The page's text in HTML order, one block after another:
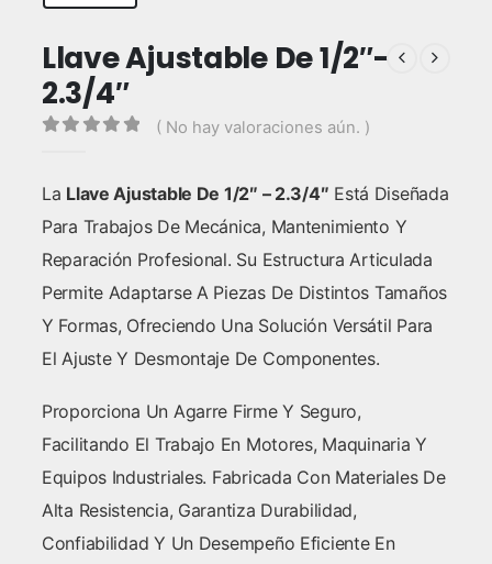
Llave Ajustable De 1/2″-
2.3/4″
( No hay valoraciones aún. )
La Llave Ajustable De 1/2″ – 2.3/4″ Está Diseñada
Para Trabajos De Mecánica, Mantenimiento Y
Reparación Profesional. Su Estructura Articulada
Permite Adaptarse A Piezas De Distintos Tamaños
Y Formas, Ofreciendo Una Solución Versátil Para
El Ajuste Y Desmontaje De Componentes.
Proporciona Un Agarre Firme Y Seguro,
Facilitando El Trabajo En Motores, Maquinaria Y
Equipos Industriales. Fabricada Con Materiales De
Alta Resistencia, Garantiza Durabilidad,
Confiabilidad Y Un Desempeño Eficiente En